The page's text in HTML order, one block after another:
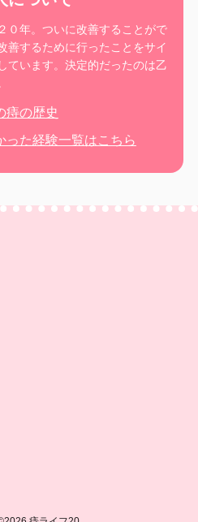
０年。ついに改善することがで
善するために行ったことをサイ
ています。決定的だったのは乙
痔の歴史
った経験一覧はこちら